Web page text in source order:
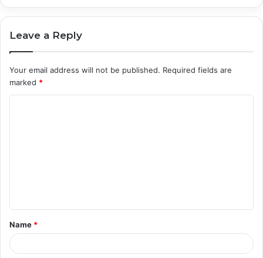
Leave a Reply
Your email address will not be published. Required fields are
marked *
t
*
Name *